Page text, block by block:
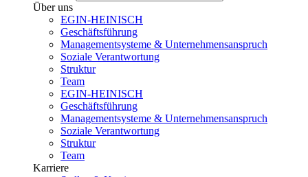
Über uns
EGIN-HEINISCH
Geschäftsführung
Managementsysteme & Unternehmensanspruch
Soziale Verantwortung
Struktur
Team
EGIN-HEINISCH
Geschäftsführung
Managementsysteme & Unternehmensanspruch
Soziale Verantwortung
Struktur
Team
Karriere